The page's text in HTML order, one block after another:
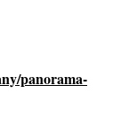
panorama-